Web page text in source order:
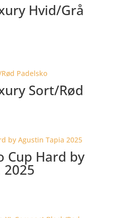
Hvid/Grå
Sort/Rød
Cup Hard by